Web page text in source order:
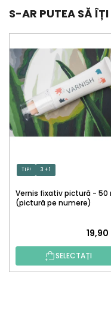
S-AR PUTEA SĂ
TIP! 3 + 1
Vernis fixativ pictură - 50
(pictură pe numere)
19,90
SELECTAȚI